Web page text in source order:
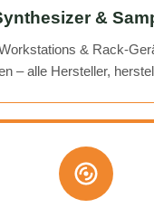
&
& Rack-
– alle Hersteller,